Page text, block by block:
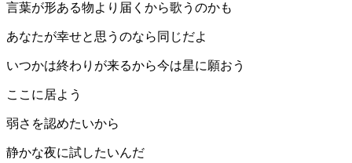
言葉が形ある物より届くから歌うのかも
あなたが幸せと思うのなら同じだよ
いつかは終わりが来るから今は星に願おう
ここに居よう
弱さを認めたいから
静かな夜に試したいんだ